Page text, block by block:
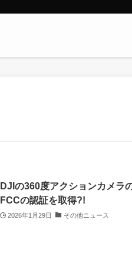
DJIの360度アクションカメラ
FCCの認証を取得?!
2026年1月29日 その他ニュース